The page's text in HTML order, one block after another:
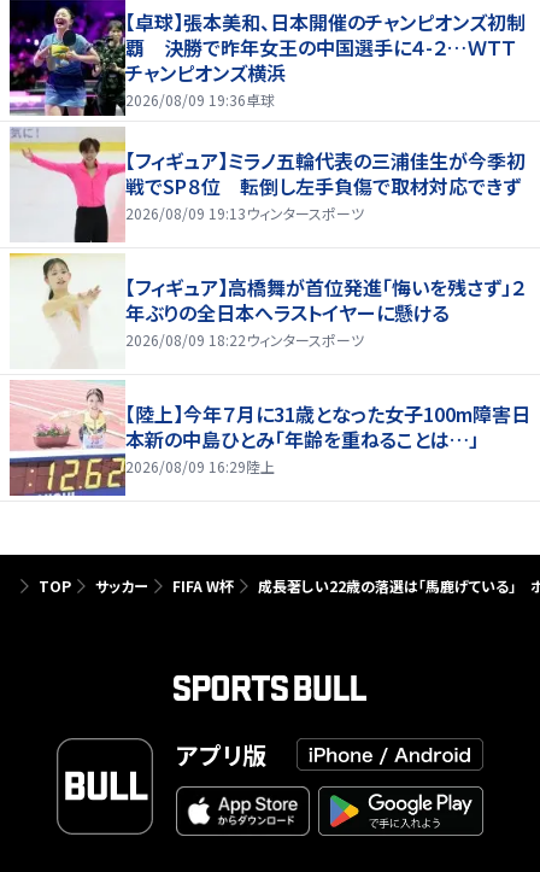
【卓球】張本美和、日本開催のチャンピオンズ初制
覇 決勝で昨年女王の中国選手に４-２…ＷＴＴ
チャンピオンズ横浜
2026/08/09 19:36卓球
【フィギュア】ミラノ五輪代表の三浦佳生が今季初
戦でSP８位 転倒し左手負傷で取材対応できず
2026/08/09 19:13ウィンタースポーツ
【フィギュア】高橋舞が首位発進「悔いを残さず」２
年ぶりの全日本へラストイヤーに懸ける
2026/08/09 18:22ウィンタースポーツ
【陸上】今年７月に31歳となった女子100m障害日
本新の中島ひとみ「年齢を重ねることは…」
2026/08/09 16:29陸上
TOP サッカー FIFA W杯 成長著しい22歳の落選は「馬鹿げている」
アプリ版